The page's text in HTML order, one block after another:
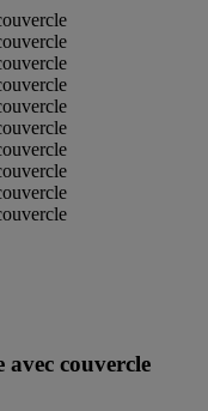
couvercle